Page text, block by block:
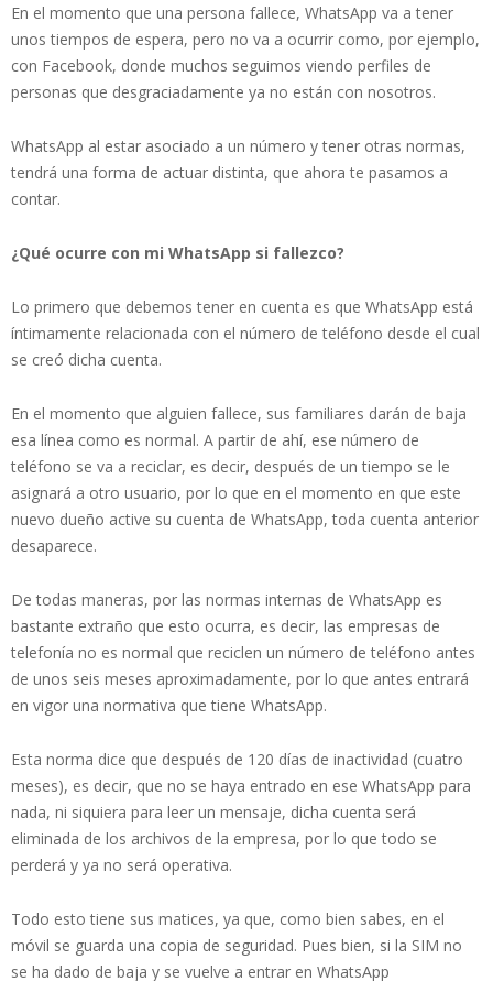
En el momento que una persona fallece, WhatsApp va a tener
unos tiempos de espera, pero no va a ocurrir como, por ejemplo,
con Facebook, donde muchos seguimos viendo perfiles de
personas que desgraciadamente ya no están con nosotros.
WhatsApp al estar asociado a un número y tener otras normas,
tendrá una forma de actuar distinta, que ahora te pasamos a
contar.
¿Qué ocurre con mi WhatsApp si fallezco?
Lo primero que debemos tener en cuenta es que WhatsApp está
íntimamente relacionada con el número de teléfono desde el cual
se creó dicha cuenta.
En el momento que alguien fallece, sus familiares darán de baja
esa línea como es normal. A partir de ahí, ese número de
teléfono se va a reciclar, es decir, después de un tiempo se le
asignará a otro usuario, por lo que en el momento en que este
nuevo dueño active su cuenta de WhatsApp, toda cuenta anterior
desaparece.
De todas maneras, por las normas internas de WhatsApp es
bastante extraño que esto ocurra, es decir, las empresas de
telefonía no es normal que reciclen un número de teléfono antes
de unos seis meses aproximadamente, por lo que antes entrará
en vigor una normativa que tiene WhatsApp.
Esta norma dice que después de 120 días de inactividad (cuatro
meses), es decir, que no se haya entrado en ese WhatsApp para
nada, ni siquiera para leer un mensaje, dicha cuenta será
eliminada de los archivos de la empresa, por lo que todo se
perderá y ya no será operativa.
Todo esto tiene sus matices, ya que, como bien sabes, en el
móvil se guarda una copia de seguridad. Pues bien, si la SIM no
se ha dado de baja y se vuelve a entrar en WhatsApp